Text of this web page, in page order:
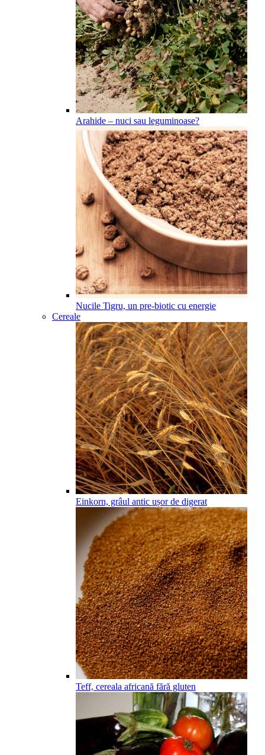
Arahide – nuci sau leguminoase?
Nucile Tigru, un pre-biotic cu energie
Cereale
Einkorn, grâul antic ușor de digerat
Teff, cereala africană fără gluten